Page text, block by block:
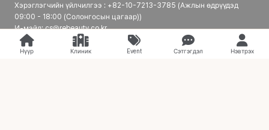
Хэрэглэгчийн үйлчилгээ : +82-10-7213-3785 (Ажлын өдрүүдэд
09:00 - 18:00 (Солонгосын цагаар))
И-мэйл: cs@rebeauty.co.kr
REBEAUTY K-Beauty | Япон үйлчлүүлэгчдэд зориулсан Солонгосын
гоо сайхны эмнэлгийн платформ
Нүүр Клиник Event Сэтгэгдэл Нэвтрэх